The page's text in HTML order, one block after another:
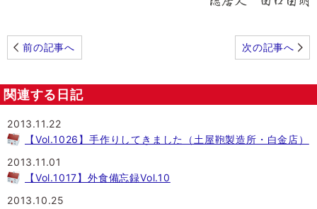
前の記事へ 次の記事へ
関連する日記
2013.11.22
【Vol.1026】手作りしてきました（土屋鞄製造所・白金店）
2013.11.01
【Vol.1017】外食備忘録Vol.10
2013.10.25